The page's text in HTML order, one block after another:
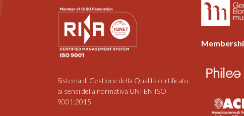
Sistema di Gestione della Qualità certificato
ai sensi della normativa UNI EN ISO
9001:2015